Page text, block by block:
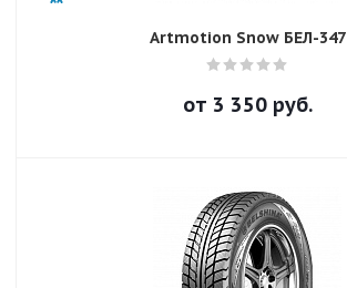
Artmotion Snow БЕЛ-347
от 3 350руб.